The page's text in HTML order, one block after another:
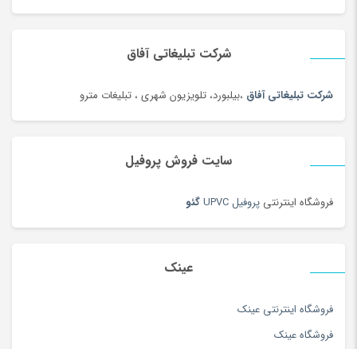
شرکت تبلیغاتی آفاق
شرکت تبلیغاتی آفاق ،بیلبورد، تلویزیون شهری ، تبلیغات مترو
سایت فروش پروفیل
فروشگاه اینترنتی پروفیل UPVC گئو
عینک
فروشگاه اینترنتی عینک
فروشگاه عینک